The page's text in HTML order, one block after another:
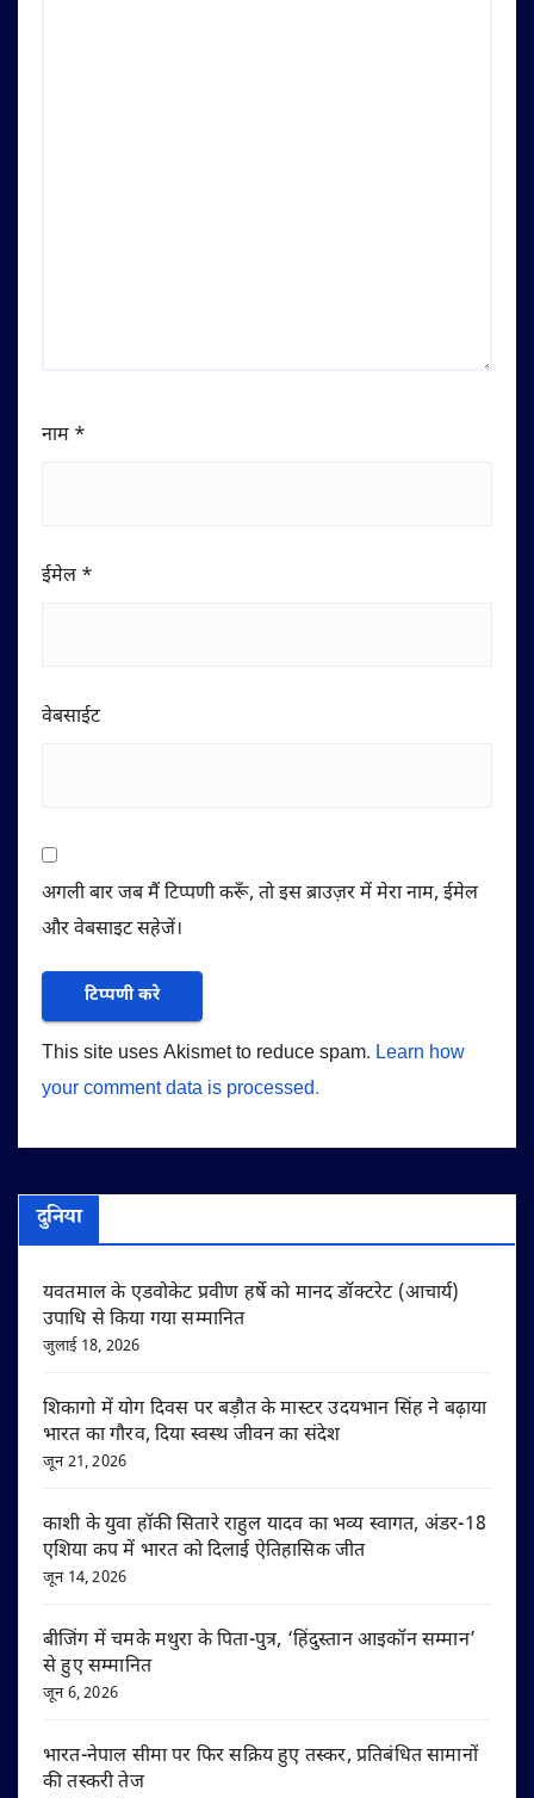
नाम *
ईमेल *
वेबसाईट
अगली बार जब मैं टिप्पणी करूँ, तो इस ब्राउज़र में मेरा नाम, ईमेल
और वेबसाइट सहेजें।
This site uses Akismet to reduce spam. Learn how
your comment data is processed.
दुनिया
यवतमाल के एडवोकेट प्रवीण हर्षे को मानद डॉक्टरेट (आचार्य)
उपाधि से किया गया सम्मानित
जुलाई 18, 2026
शिकागो में योग दिवस पर बड़ौत के मास्टर उदयभान सिंह ने बढ़ाया
भारत का गौरव, दिया स्वस्थ जीवन का संदेश
जून 21, 2026
काशी के युवा हॉकी सितारे राहुल यादव का भव्य स्वागत, अंडर-18
एशिया कप में भारत को दिलाई ऐतिहासिक जीत
जून 14, 2026
बीजिंग में चमके मथुरा के पिता-पुत्र, ‘हिंदुस्तान आइकॉन सम्मान’
से हुए सम्मानित
जून 6, 2026
भारत-नेपाल सीमा पर फिर सक्रिय हुए तस्कर, प्रतिबंधित सामानों
की तस्करी तेज